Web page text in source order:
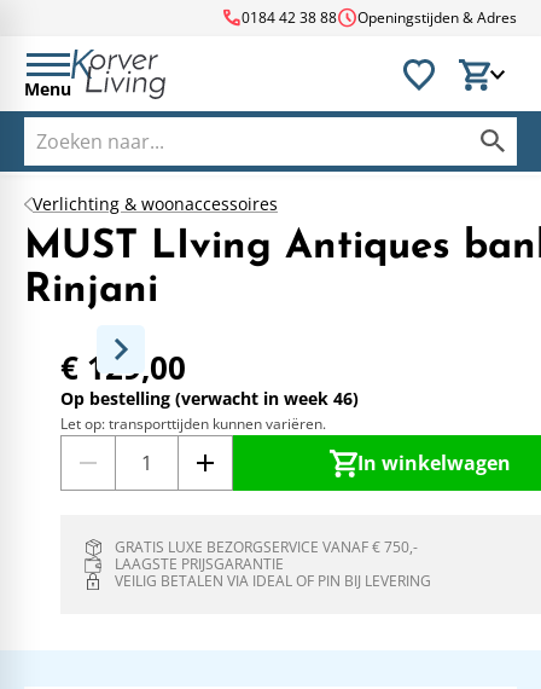
call0184 42 38 88scheduleOpeningstijden & Adres
Menu
Verlichting & woonaccessoires
MUST LIving Antiques
Rinjani
€ 129,00
Op bestelling (verwacht in week 46)
Let op: transporttijden kunnen variëren.
In winkelwagen
GRATIS LUXE BEZORGSERVICE VANAF € 750,-
LAAGSTE PRIJSGARANTIE
VEILIG BETALEN VIA IDEAL OF PIN BIJ LEVERING